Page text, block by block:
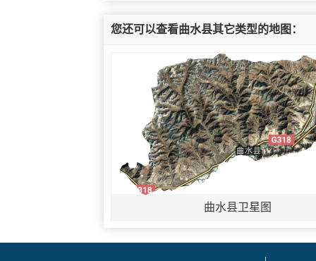
您还可以查看曲水县其它类型的地图：
曲水县卫星图